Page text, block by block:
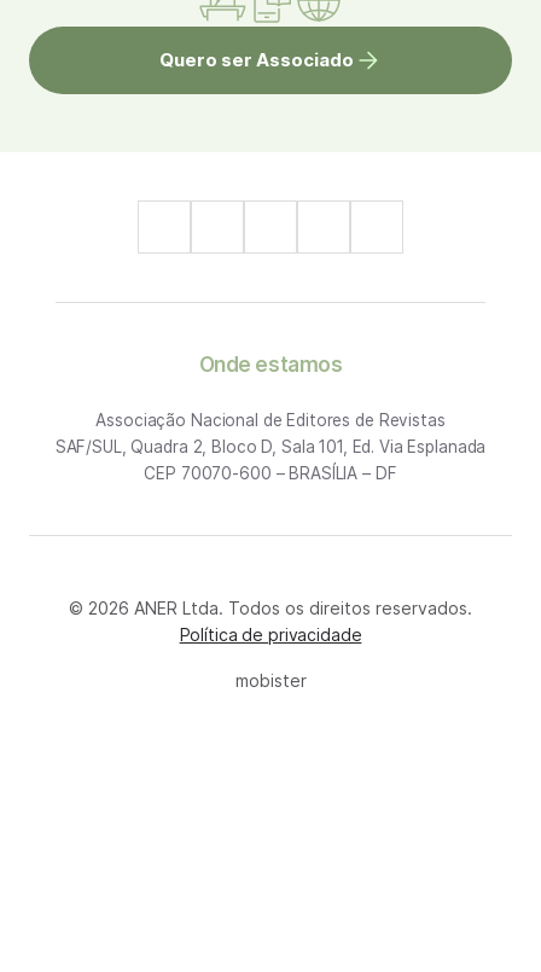
Quero ser Associado
Onde estamos
Associação Nacional de Editores de Revistas
SAF/SUL, Quadra 2, Bloco D, Sala 101, Ed. Via Esplanada
CEP 70070-600 – BRASÍLIA – DF
© 2026 ANER Ltda. Todos os direitos reservados.
Política de privacidade
mobister